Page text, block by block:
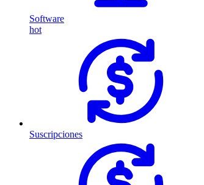
Software
hot
Suscripciones